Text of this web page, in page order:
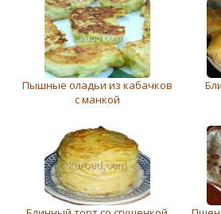
Пышные оладьи из кабачков
с манкой